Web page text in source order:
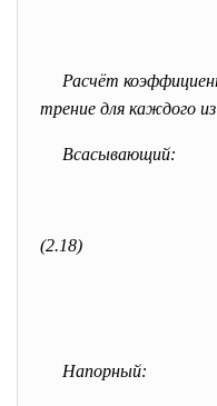
Расчёт
трение для каждого
Всасывающий:
(2.18)
Напорный: